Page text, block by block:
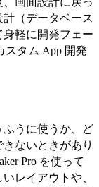
（データベース
軽に開発フェー
スタム App 開発
ふうに使うか、ど
ないときがあり
Pro を使って
レイアウトや、